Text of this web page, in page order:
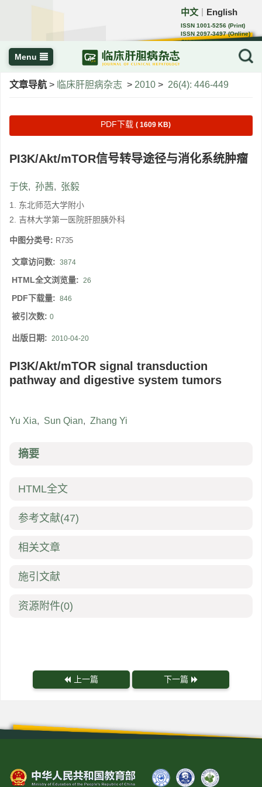
中文 English
ISSN 1001-5256 (Print)
ISSN 2097-3497 (Online)
CN 22-1108/R
Menu
文章导航 > 临床肝胆病杂志 > 2010 > 26(4): 446-449
PDF下载 ( 1609 KB)
PI3K/Akt/mTOR信号转导途径与消化系统肿瘤
于侠, 孙茜, 张毅
1. 东北师范大学附小
2. 吉林大学第一医院肝胆胰外科
中图分类号: R735
文章访问数: 3874
HTML全文浏览量: 26
PDF下载量: 846
被引次数: 0
出版日期: 2010-04-20
PI3K/Akt/mTOR signal transduction
pathway and digestive system tumors
Yu Xia, Sun Qian, Zhang Yi
摘要
HTML全文
参考文献(47)
相关文章
施引文献
资源附件(0)
上一篇 下一篇